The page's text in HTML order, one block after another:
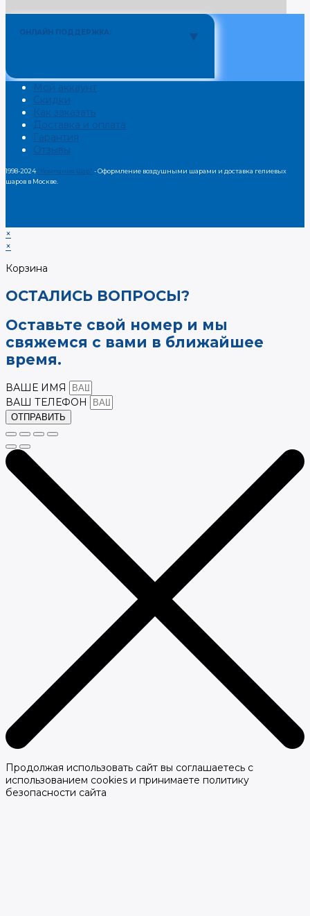
ОНЛАЙН ПОДДЕРЖКА:
Мой аккаунт
Скидки
Как заказать
Доставка и оплата
Гарантия
Отзывы
1998-2024 "Компания Шар" - Оформление воздушными шарами и доставка гелиевых
шаров в Москве.
×
×
Корзина
ОСТАЛИСЬ ВОПРОСЫ?
Оставьте свой номер и мы
свяжемся с вами в ближайшее
время.
ВАШЕ ИМЯ
ВАШ ТЕЛЕФОН
ОТПРАВИТЬ
Продолжая использовать сайт вы соглашаетесь с
использованием cookies и принимаете политику
безопасности сайта